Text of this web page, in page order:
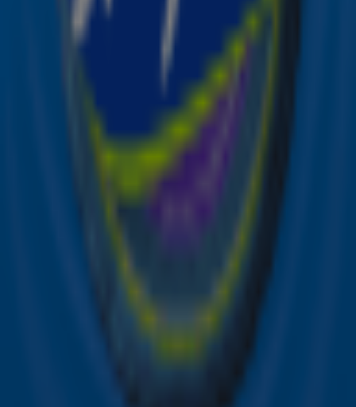
Ontvang onze nieuwsbrief
Meld je aan voor de nieuwsbrief van Sky Radio en blijf op
de hoogte van alle leuke winacties en het laatste nieuws
over je favoriete Sky-artiesten.
Meld je aan voor onze wekelijkse nieuwsbrief met daarin
het laatste nieuws en aanbiedingen die wijzelf of in
samenwerking met onze partners organiseren. Je kunt je
op ieder moment afmelden. Zie voor meer informatie de